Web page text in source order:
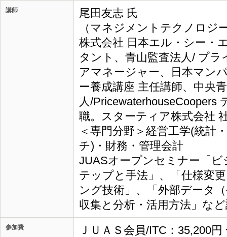
講師
尾田友志 氏
（マネジメントテクノロ
株式会社 日本エル・シー
タント、青山監査法人/ プ
アマネージャー、日本マン
ー養成講座 主任講師、中央
人/PricewaterhouseCoopers
職。スターティア株式会社
＜専門分野＞経営工学(統計
チ)・財務・管理会計
JUASオープンセミナー「
テップと手法」、「仕様変
ング技術」、「外部データ
収集と分析・活用方法」な
参加費
ＪＵＡＳ会員/ITC：35,200